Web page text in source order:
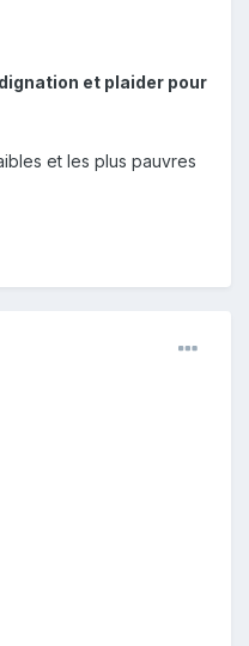
et plaider pour
et les plus pauvres